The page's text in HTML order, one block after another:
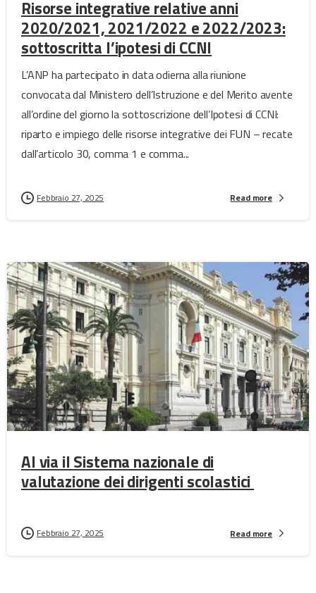
Risorse integrative relative anni
2020/2021, 2021/2022 e 2022/2023:
sottoscritta l’ipotesi di CCNI
L’ANP ha partecipato in data odierna alla riunione
convocata dal Ministero dell’Istruzione e del Merito avente
all’ordine del giorno la sottoscrizione dell’Ipotesi di CCNI:
riparto e impiego delle risorse integrative dei FUN – recate
dall’articolo 30, comma 1 e comma...
Febbraio 27, 2025 Read more
Al via il Sistema nazionale di
valutazione dei dirigenti scolastici
Febbraio 27, 2025 Read more